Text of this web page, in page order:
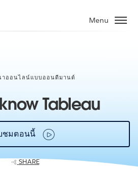
Menu
าออนไลน์แบบออนดีมานด์
Tableau
ชมตอนนี้
SHARE